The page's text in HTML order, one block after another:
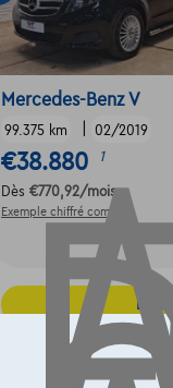
Mercedes-Benz V
99.375 km 02/2019
€38.880 1
Dès €770,92/mois
Exemple chiffré complet